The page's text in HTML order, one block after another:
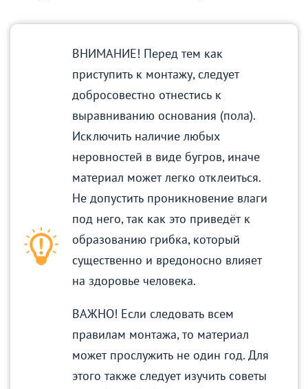
ВНИМАНИЕ! Перед тем как
приступить к монтажу, следует
добросовестно отнестись к
выравниванию основания (пола).
Исключить наличие любых
неровностей в виде бугров, иначе
материал может легко отклеиться.
Не допустить проникновение влаги
под него, так как это приведёт к
образованию грибка, который
существенно и вредоносно влияет
на здоровье человека.
ВАЖНО! Если следовать всем
правилам монтажа, то материал
может прослужить не один год. Для
этого также следует изучить советы